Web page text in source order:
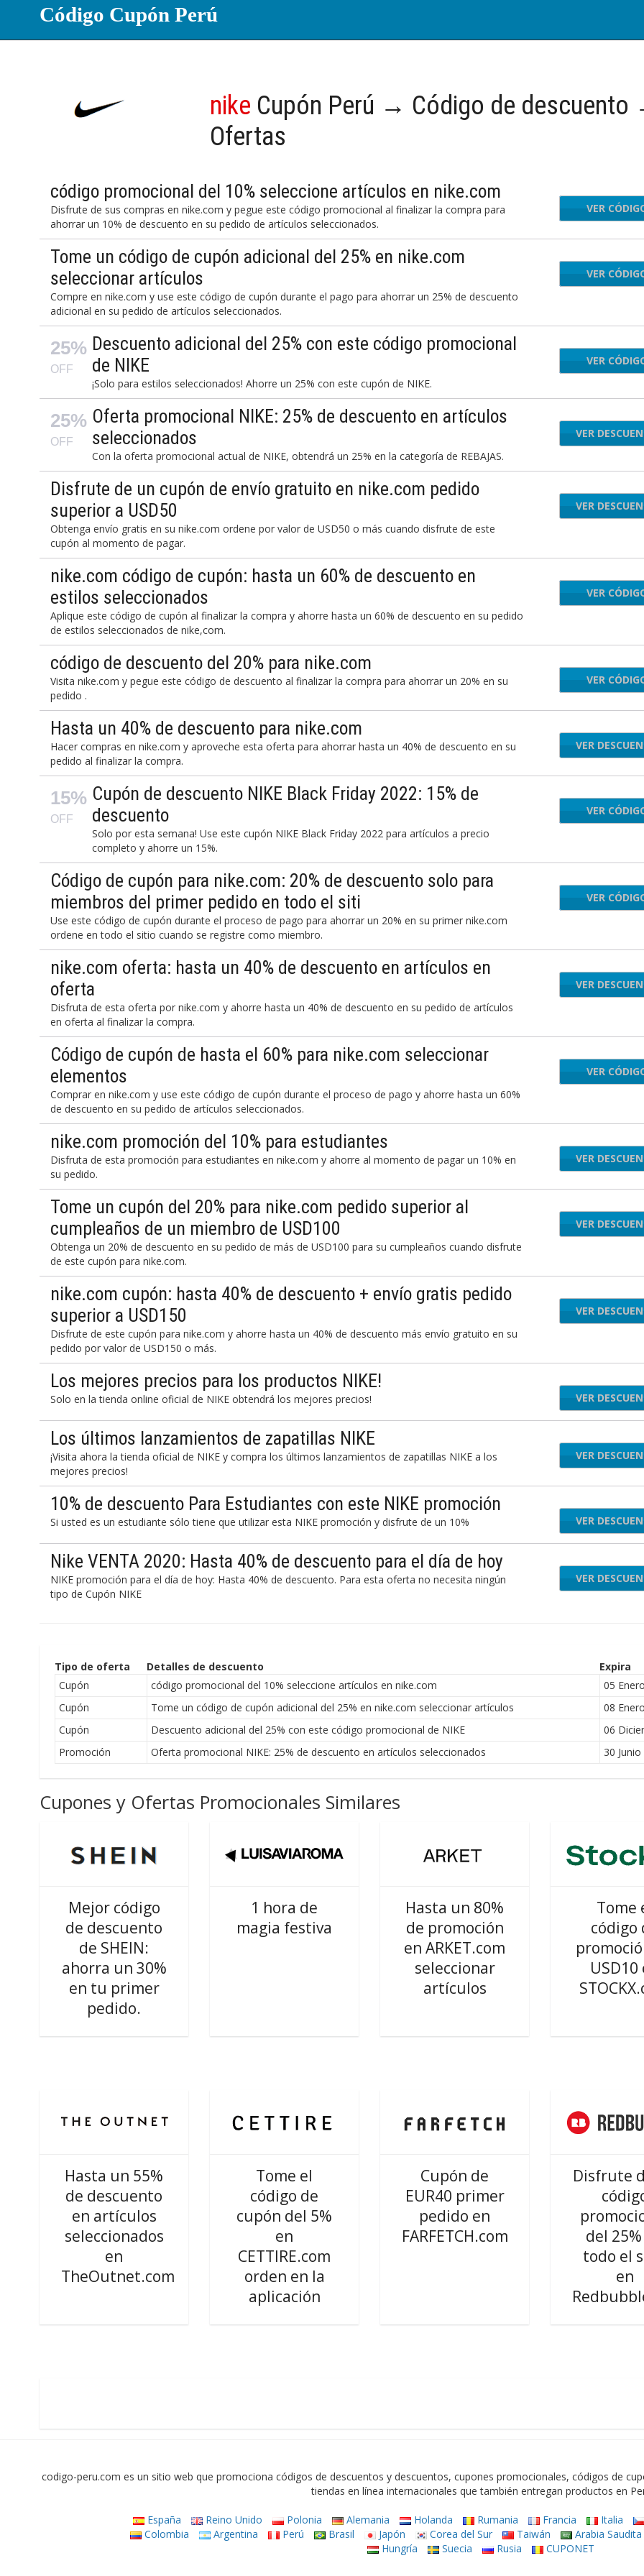
Código Cupón Perú
nike Cupón Perú → Código de descuento
Ofertas
código promocional del 10% seleccione artículos en nike.com
Disfrute de sus compras en nike.com y pegue este código promocional al finalizar la compra para
ahorrar un 10% de descuento en su pedido de artículos seleccionados.
VER
Tome un código de cupón adicional del 25% en nike.com
seleccionar artículos
Compre en nike.com y use este código de cupón durante el pago para ahorrar un 25% de descuento
adicional en su pedido de artículos seleccionados.
VER
25%
OFF
Descuento adicional del 25% con este código promocional
de NIKE
¡Solo para estilos seleccionados! Ahorre un 25% con este cupón de NIKE.
VER
25%
OFF
Oferta promocional NIKE: 25% de descuento en artículos
seleccionados
Con la oferta promocional actual de NIKE, obtendrá un 25% en la categoría de REBAJAS.
VER
Disfrute de un cupón de envío gratuito en nike.com pedido
superior a USD50
Obtenga envío gratis en su nike.com ordene por valor de USD50 o más cuando disfrute de este
cupón al momento de pagar.
VER
nike.com código de cupón: hasta un 60% de descuento en
estilos seleccionados
Aplique este código de cupón al finalizar la compra y ahorre hasta un 60% de descuento en su pedido
de estilos seleccionados de nike,com.
VER
código de descuento del 20% para nike.com
Visita nike.com y pegue este código de descuento al finalizar la compra para ahorrar un 20% en su
pedido .
VER
Hasta un 40% de descuento para nike.com
Hacer compras en nike.com y aproveche esta oferta para ahorrar hasta un 40% de descuento en su
pedido al finalizar la compra.
VER
15%
OFF
Cupón de descuento NIKE Black Friday 2022: 15% de
descuento
Solo por esta semana! Use este cupón NIKE Black Friday 2022 para artículos a precio
completo y ahorre un 15%.
VER
Código de cupón para nike.com: 20% de descuento solo para
miembros del primer pedido en todo el siti
Use este código de cupón durante el proceso de pago para ahorrar un 20% en su primer nike.com
ordene en todo el sitio cuando se registre como miembro.
VER
nike.com oferta: hasta un 40% de descuento en artículos en
oferta
Disfruta de esta oferta por nike.com y ahorre hasta un 40% de descuento en su pedido de artículos
en oferta al finalizar la compra.
VER
Código de cupón de hasta el 60% para nike.com seleccionar
elementos
Comprar en nike.com y use este código de cupón durante el proceso de pago y ahorre hasta un 60%
de descuento en su pedido de artículos seleccionados.
VER
nike.com promoción del 10% para estudiantes
Disfruta de esta promoción para estudiantes en nike.com y ahorre al momento de pagar un 10% en
su pedido.
VER
Tome un cupón del 20% para nike.com pedido superior al
cumpleaños de un miembro de USD100
Obtenga un 20% de descuento en su pedido de más de USD100 para su cumpleaños cuando disfrute
de este cupón para nike.com.
VER
nike.com cupón: hasta 40% de descuento + envío gratis pedido
superior a USD150
Disfrute de este cupón para nike.com y ahorre hasta un 40% de descuento más envío gratuito en su
pedido por valor de USD150 o más.
VER
Los mejores precios para los productos NIKE!
Solo en la tienda online oficial de NIKE obtendrá los mejores precios! VER
Los últimos lanzamientos de zapatillas NIKE
¡Visita ahora la tienda oficial de NIKE y compra los últimos lanzamientos de zapatillas NIKE a los
mejores precios!
VER
10% de descuento Para Estudiantes con este NIKE promoción
Si usted es un estudiante sólo tiene que utilizar esta NIKE promoción y disfrute de un 10% VER
Nike VENTA 2020: Hasta 40% de descuento para el día de hoy
NIKE promoción para el día de hoy: Hasta 40% de descuento. Para esta oferta no necesita ningún
tipo de Cupón NIKE
VER
Tipo de oferta Detalles de descuento
Expira
Cupón
código promocional del 10% seleccione artículos en nike.com
05 Enero
Cupón
Tome un código de cupón adicional del 25% en nike.com seleccionar artículos
08 Enero
Cupón
Descuento adicional del 25% con este código promocional de NIKE
06
Promoción
Oferta promocional NIKE: 25% de descuento en artículos seleccionados 30 Junio
Cupones y Ofertas Promocionales Similares
Mejor código
de descuento
de SHEIN:
ahorra un 30%
en tu primer
pedido.
1 hora de
magia festiva
Hasta un 80%
de promoción
en ARKET.com
seleccionar
artículos
Tome
código
USD10
Hasta un 55%
de descuento
en artículos
seleccionados
en
TheOutnet.com
Tome el
código de
cupón del 5%
en
CETTIRE.com
orden en la
aplicación
Cupón de
EUR40 primer
pedido en
FARFETCH.com
Disfrute
del
todo el
en
codigo-peru.com es un sitio web que promociona códigos de descuentos y descuentos, cupones promocionales, códigos de
tiendas en línea internacionales que también entregan productos en
España Reino Unido Polonia Alemania Holanda Rumania Francia Italia
Colombia
Argentina Perú Brasil Japón Corea del Sur Taiwán Arabia Saudita
Hungría
Suecia Rusia CUPONET